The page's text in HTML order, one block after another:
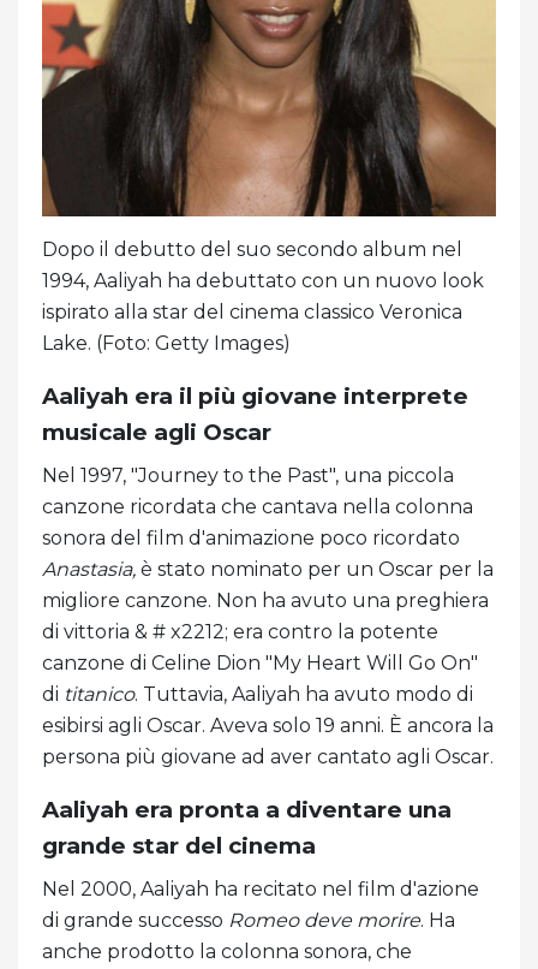
Dopo il debutto del suo secondo album nel
1994, Aaliyah ha debuttato con un nuovo look
ispirato alla star del cinema classico Veronica
Lake. (Foto: Getty Images)
Aaliyah era il più giovane interprete
musicale agli Oscar
Nel 1997, "Journey to the Past", una piccola
canzone ricordata che cantava nella colonna
sonora del film d'animazione poco ricordato
Anastasia, è stato nominato per un Oscar per la
migliore canzone. Non ha avuto una preghiera
di vittoria & # x2212; era contro la potente
canzone di Celine Dion "My Heart Will Go On"
di titanico. Tuttavia, Aaliyah ha avuto modo di
esibirsi agli Oscar. Aveva solo 19 anni. È ancora la
persona più giovane ad aver cantato agli Oscar.
Aaliyah era pronta a diventare una
grande star del cinema
Nel 2000, Aaliyah ha recitato nel film d'azione
di grande successo Romeo deve morire. Ha
anche prodotto la colonna sonora, che